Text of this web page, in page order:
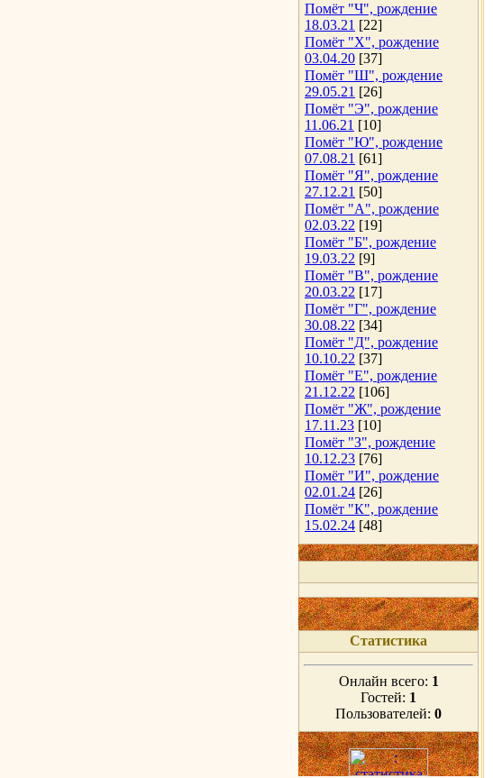
Помёт "Ч", рождение
18.03.21 [22]
Помёт "Х", рождение
03.04.20 [37]
Помёт "Ш", рождение
29.05.21 [26]
Помёт "Э", рождение
11.06.21 [10]
Помёт "Ю", рождение
07.08.21 [61]
Помёт "Я", рождение
27.12.21 [50]
Помёт "А", рождение
02.03.22 [19]
Помёт "Б", рождение
19.03.22 [9]
Помёт "В", рождение
20.03.22 [17]
Помёт "Г", рождение
30.08.22 [34]
Помёт "Д", рождение
10.10.22 [37]
Помёт "Е", рождение
21.12.22 [106]
Помёт "Ж", рождение
17.11.23 [10]
Помёт "З", рождение
10.12.23 [76]
Помёт "И", рождение
02.01.24 [26]
Помёт "К", рождение
15.02.24 [48]
Статистика
Онлайн всего: 1
Гостей: 1
Пользователей: 0